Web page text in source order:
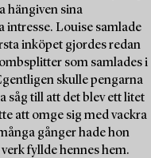
hängiven sina
intresse. Louise samlade
inköpet gjordes redan
som samlades i
skulle pengarna
såg till att det blev ett litet
att omge sig med vackra
gånger hade hon
fyllde hennes hem.